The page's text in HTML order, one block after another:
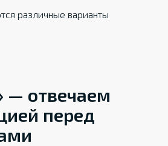
различные варианты
— отвечаем
перед